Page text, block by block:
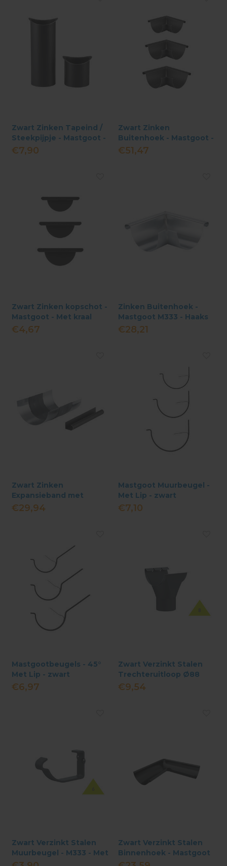
Zwart Zinken Tapeind /
Steekpijpje - Mastgoot -
Ø80 mm
€7,90
Zwart Zinken
Buitenhoek - Mastgoot -
Haaks Gesoldeerd
€51,47
Zwart Zinken kopschot -
Mastgoot - Met kraal
€4,67
Zinken Buitenhoek -
Mastgoot M333 - Haaks
Gesoldeerd
€28,21
Zwart Zinken
Expansieband met
rubber - Mastgoot incl.
€29,94
Mastgoot Muurbeugel -
Met Lip - zwart
€7,10
Mastgootbeugels - 45°
Met Lip - zwart
€6,97
Zwart Verzinkt Stalen
Trechteruitloop Ø88
mm mastgoot
€9,54
Zwart Verzinkt Stalen
Muurbeugel - M333 - Met
Lip
Zwart Verzinkt Stalen
Binnenhoek - Mastgoot
333 - Haaks